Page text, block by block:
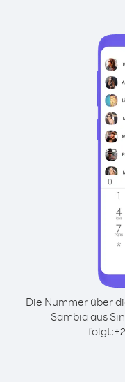
Die Nummer über
Sambia aus
folgt:+